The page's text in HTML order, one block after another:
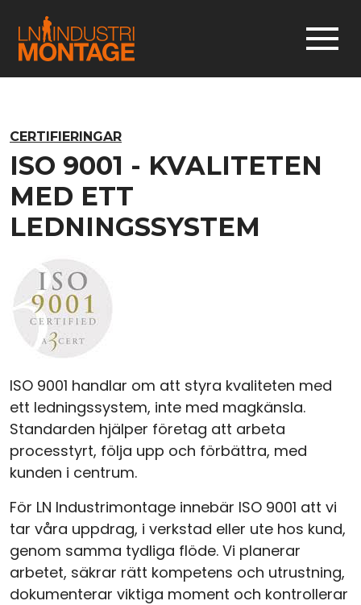
CERTIFIERINGAR
ISO 9001 - KVALITETEN
MED ETT
LEDNINGSSYSTEM
ISO 9001 handlar om att styra kvaliteten med
ett ledningssystem, inte med magkänsla.
Standarden hjälper företag att arbeta
processtyrt, följa upp och förbättra, med
kunden i centrum.
För LN Industrimontage innebär ISO 9001 att vi
tar våra uppdrag, i verkstad eller ute hos kund,
genom samma tydliga flöde. Vi planerar
arbetet, säkrar rätt kompetens och utrustning,
dokumenterar viktiga moment och kontrollerar